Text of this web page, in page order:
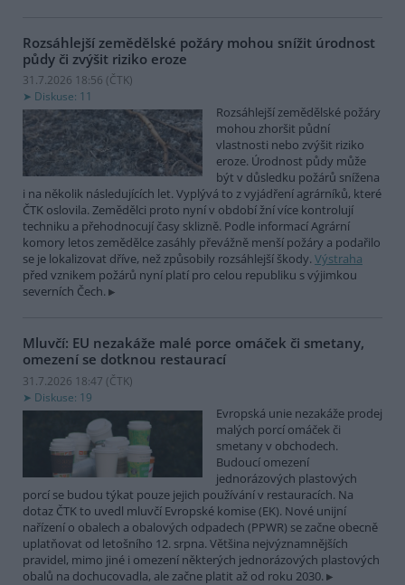
Rozsáhlejší zemědělské požáry mohou snížit úrodnost
půdy či zvýšit riziko eroze
31.7.2026 18:56 (ČTK)
Diskuse: 11
Rozsáhlejší zemědělské požáry
mohou zhoršit půdní
vlastnosti nebo zvýšit riziko
eroze. Úrodnost půdy může
být v důsledku požárů snížena
i na několik následujících let. Vyplývá to z vyjádření agrárníků, které
ČTK oslovila. Zemědělci proto nyní v období žní více kontrolují
techniku a přehodnocují časy sklizně. Podle informací Agrární
komory letos zemědělce zasáhly převážně menší požáry a podařilo
se je lokalizovat dříve, než způsobily rozsáhlejší škody. Výstraha
před vznikem požárů nyní platí pro celou republiku s výjimkou
severních Čech.
Mluvčí: EU nezakáže malé porce omáček či smetany,
omezení se dotknou restaurací
31.7.2026 18:47 (ČTK)
Diskuse: 19
Evropská unie nezakáže prodej
malých porcí omáček či
smetany v obchodech.
Budoucí omezení
jednorázových plastových
porcí se budou týkat pouze jejich používání v restauracích. Na
dotaz ČTK to uvedl mluvčí Evropské komise (EK). Nové unijní
nařízení o obalech a obalových odpadech (PPWR) se začne obecně
uplatňovat od letošního 12. srpna. Většina nejvýznamnějších
pravidel, mimo jiné i omezení některých jednorázových plastových
obalů na dochucovadla, ale začne platit až od roku 2030.